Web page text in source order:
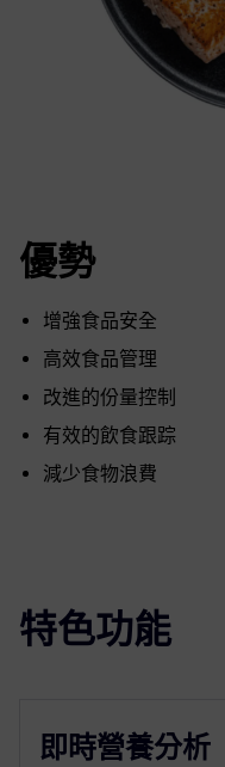
優勢
增強食品安全
高效食品管理
改進的份量控制
有效的飲食跟踪
減少食物浪費
特色功能
即時營養分析